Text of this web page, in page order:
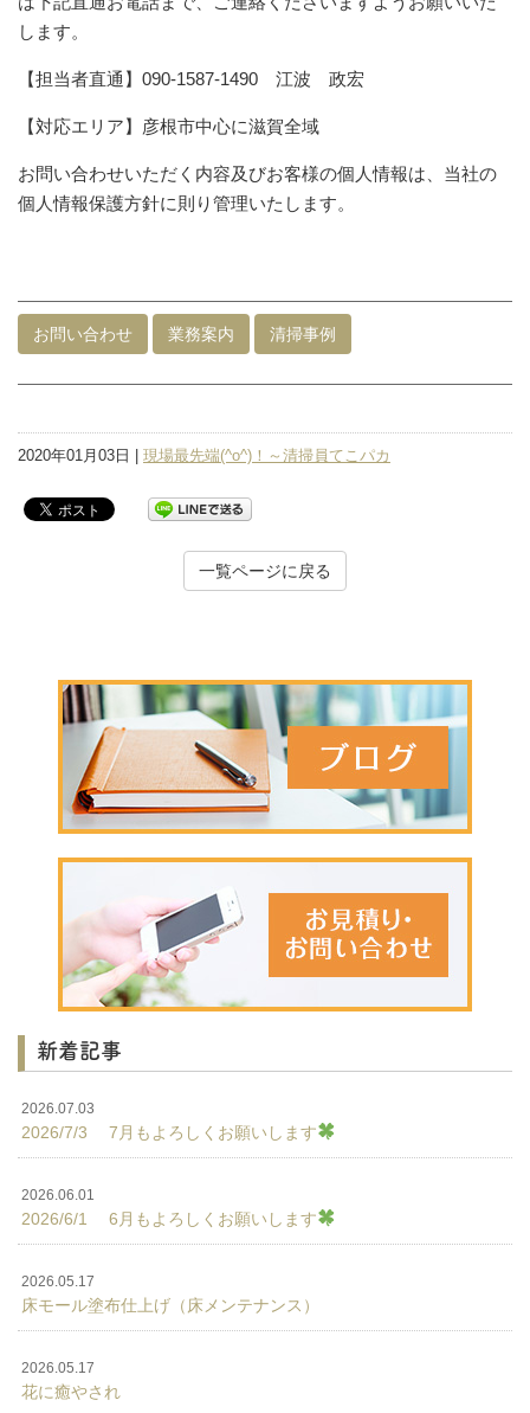
します。
【担当者直通】090-1587-1490 江波 政宏
【対応エリア】彦根市中心に滋賀全域
お問い合わせいただく内容及びお客様の個人情報は、当社の
個人情報保護方針に則り管理いたします。
お問い合わせ 業務案内 清掃事例
2020年01月03日 | 現場最先端(^o^)！～清掃員てこパカ
一覧ページに戻る
新着記事
2026.07.03
2026/7/3 7月もよろしくお願いします
2026.06.01
2026/6/1 6月もよろしくお願いします
2026.05.17
床モール塗布仕上げ（床メンテナンス）
2026.05.17
花に癒やされ